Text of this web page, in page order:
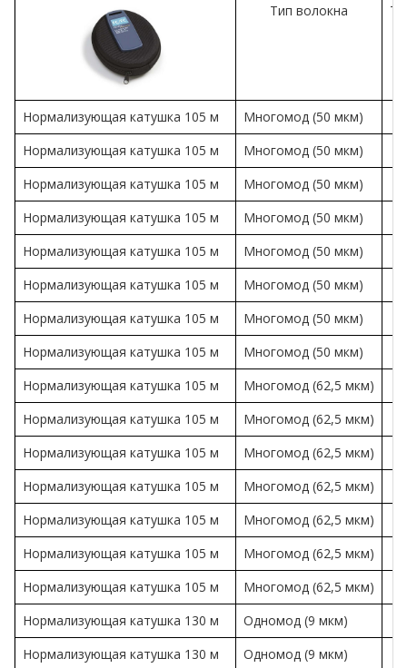
Тип волокна
Нормализующая катушка 105 м
Многомод (50 мкм)
Нормализующая катушка 105 м
Многомод (50 мкм)
Нормализующая катушка 105 м
Многомод (50 мкм)
Нормализующая катушка 105 м
Многомод (50 мкм)
Нормализующая катушка 105 м
Многомод (50 мкм)
Нормализующая катушка 105 м
Многомод (50 мкм)
Нормализующая катушка 105 м
Многомод (50 мкм)
Нормализующая катушка 105 м
Многомод (50 мкм)
Нормализующая катушка 105 м
Многомод (62,5 мкм)
Нормализующая катушка 105 м
Многомод (62,5 мкм)
Нормализующая катушка 105 м
Многомод (62,5 мкм)
Нормализующая катушка 105 м
Многомод (62,5 мкм)
Нормализующая катушка 105 м
Многомод (62,5 мкм)
Нормализующая катушка 105 м
Многомод (62,5 мкм)
Нормализующая катушка 105 м
Многомод (62,5 мкм)
Нормализующая катушка 130 м
Одномод (9 мкм)
Нормализующая катушка 130 м
Одномод (9 мкм)